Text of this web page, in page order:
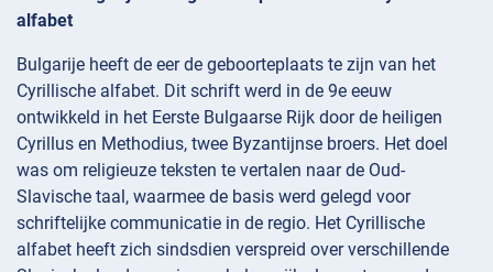
alfabet
Bulgarije heeft de eer de geboorteplaats te zijn van het
Cyrillische alfabet. Dit schrift werd in de 9e eeuw
ontwikkeld in het Eerste Bulgaarse Rijk door de heiligen
Cyrillus en Methodius, twee Byzantijnse broers. Het doel
was om religieuze teksten te vertalen naar de Oud-
Slavische taal, waarmee de basis werd gelegd voor
schriftelijke communicatie in de regio. Het Cyrillische
alfabet heeft zich sindsdien verspreid over verschillende